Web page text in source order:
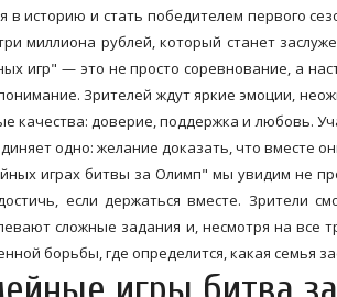
в историю и стать победителем первого
миллиона рублей, который станет
игр" — это не просто соревнование, а
Зрителей ждут яркие эмоции,
качества: доверие, поддержка и любовь.
одно: желание доказать, что вместе
играх битвы за Олимп" мы увидим не
если держаться вместе. Зрители
сложные задания и, несмотря на все
борьбы, где определится, какая семья